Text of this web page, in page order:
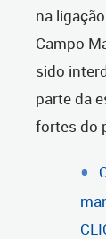
na
Campo
sido
parte da
fortes do